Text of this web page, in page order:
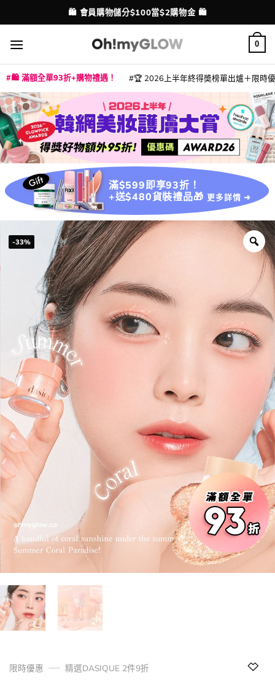
to
content
配送港澳
⭐ 精選產品9折！【EXTRA10】
0
🛍️ 滿額全單93折+購物禮遇！ 🏆 2026上半年終得奬榜單出爐＋限時
滿$599即享93折！
+送$480貨裝禮品🎁 更多詳情 ➜
-33%
限時優惠
精選DASIQUE 2件9折